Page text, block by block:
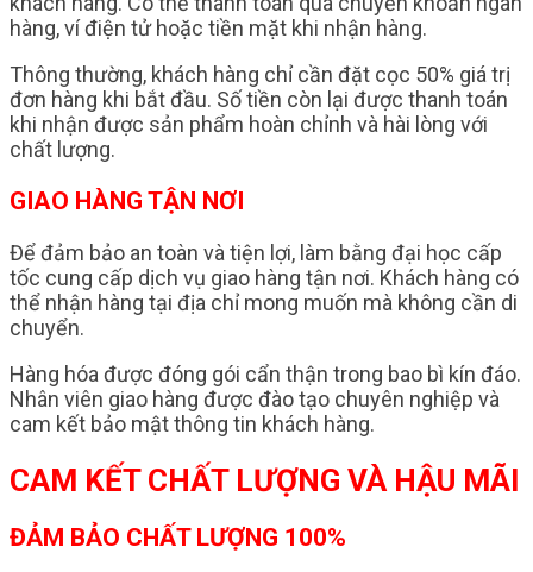
hàng, ví điện tử hoặc tiền mặt khi nhận hàng.
Thông thường, khách hàng chỉ cần đặt cọc 50% giá trị
đơn hàng khi bắt đầu. Số tiền còn lại được thanh toán
khi nhận được sản phẩm hoàn chỉnh và hài lòng với
chất lượng.
GIAO HÀNG TẬN NƠI
Để đảm bảo an toàn và tiện lợi, làm bằng đại học cấp
tốc cung cấp dịch vụ giao hàng tận nơi. Khách hàng có
thể nhận hàng tại địa chỉ mong muốn mà không cần di
chuyển.
Hàng hóa được đóng gói cẩn thận trong bao bì kín đáo.
Nhân viên giao hàng được đào tạo chuyên nghiệp và
cam kết bảo mật thông tin khách hàng.
CAM KẾT CHẤT LƯỢNG VÀ HẬU MÃI
ĐẢM BẢO CHẤT LƯỢNG 100%